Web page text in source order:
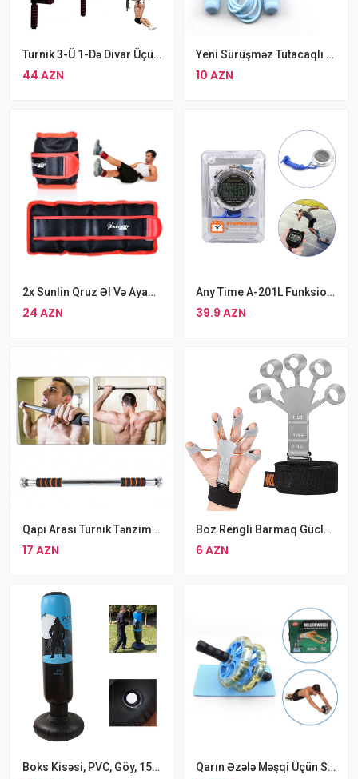
Turnik 3-Ü 1-Də Divar Üçün, 105 Sm, Qara
44 AZN
Yeni Sürüşməz Tutacaqlı Rengli Sayğaclı Atlama İpi Blue
10 AZN
2x Sunlin Qruz Əl Və Ayaq Üçün Ağırlıq 2 X 1.5kq Dəmir Fitness Məşqi Ağırlığı
24 AZN
Any Time A-201L Funksional Atletik Məşqlər Üçün Saniyəölçən
39.9 AZN
Qapı Arası Turnik Tənzimlənən Polad Turnik 60-100sm
17 AZN
Boz Rengli Barmaq Gücləndirici Espander Qol Bilək Məşqi Üçün Bilək Espanderı
6 AZN
Boks Kisəsi, PVC, Göy, 150x57 Sm Qarın Əzələ Məşqi Üçün Səssiz İki Təkərli Abdominal Press Çarxı